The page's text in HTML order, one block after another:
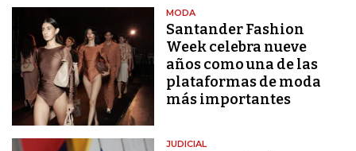
MODA
Santander Fashion
Week celebra nueve
años como una de las
plataformas de moda
más importantes
JUDICIAL